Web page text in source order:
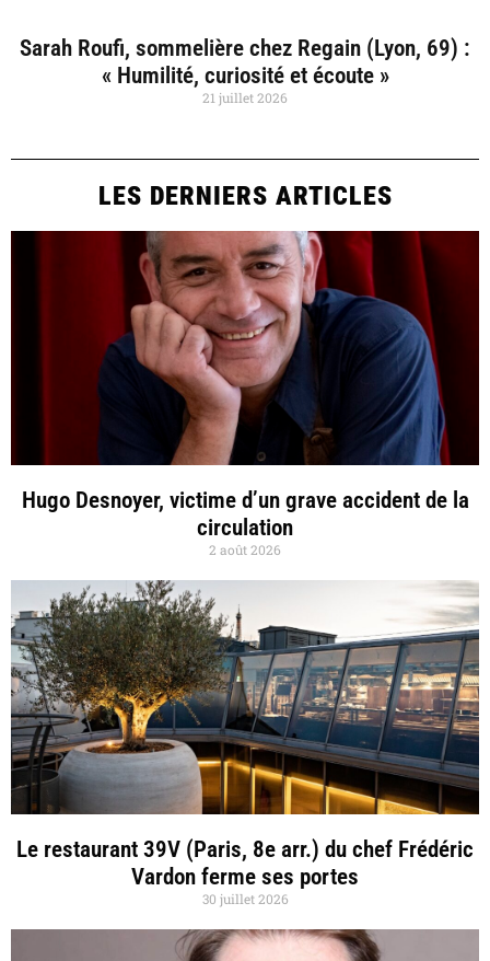
Sarah Roufi, sommelière chez Regain (Lyon, 69) :
« Humilité, curiosité et écoute »
21 juillet 2026
LES DERNIERS ARTICLES
Hugo Desnoyer, victime d’un grave accident de la
circulation
2 août 2026
Le restaurant 39V (Paris, 8e arr.) du chef Frédéric
Vardon ferme ses portes
30 juillet 2026